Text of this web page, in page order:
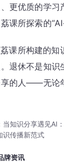
更优质的学习
课所探索的
课所构建的知
退休不是知
的人——无论
当知识分享遇见AI
识传播新范式
牌资讯